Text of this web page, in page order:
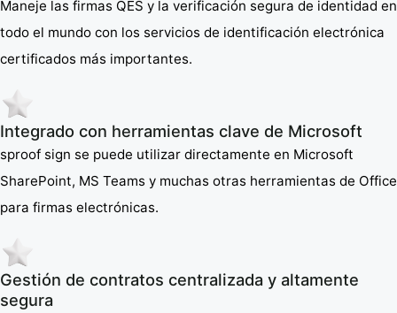
Maneje las firmas QES y la verificación segura de identidad en
todo el mundo con los servicios de identificación electrónica
certificados más importantes.
Integrado con herramientas clave de Microsoft
sproof sign se puede utilizar directamente en Microsoft
SharePoint, MS Teams y muchas otras herramientas de Office
para firmas electrónicas.
Gestión de contratos centralizada y altamente
segura